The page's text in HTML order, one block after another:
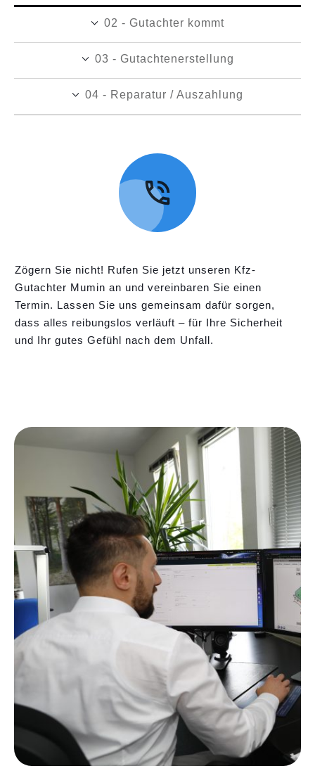
02 - Gutachter kommt
03 - Gutachtenerstellung
04 - Reparatur / Auszahlung
Zögern Sie nicht! Rufen Sie jetzt unseren Kfz-
Gutachter Mumin an und vereinbaren Sie einen
Termin. Lassen Sie uns gemeinsam dafür sorgen,
dass alles reibungslos verläuft – für Ihre Sicherheit
und Ihr gutes Gefühl nach dem Unfall.